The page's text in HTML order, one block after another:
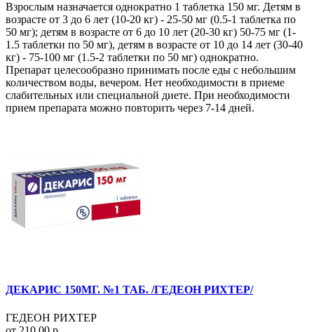
Взрослым назначается однократно 1 таблетка 150 мг. Детям в
возрасте от 3 до 6 лет (10-20 кг) - 25-50 мг (0.5-1 таблетка по
50 мг); детям в возрасте от 6 до 10 лет (20-30 кг) 50-75 мг (1-
1.5 таблетки по 50 мг), детям в возрасте от 10 до 14 лет (30-40
кг) - 75-100 мг (1.5-2 таблетки по 50 мг) однократно.
Препарат целесообразно принимать после еды с небольшим
количеством воды, вечером. Нет необходимости в приеме
слабительных или специальной диете. При необходимости
прием препарата можно повторить через 7-14 дней.
ДЕКАРИС 150МГ. №1 ТАБ. /ГЕДЕОН РИХТЕР/
ГЕДЕОН РИХТЕР